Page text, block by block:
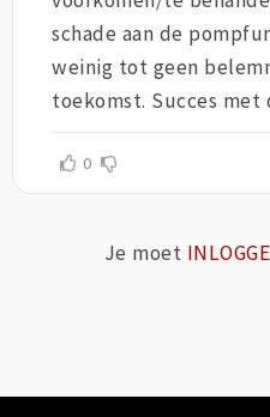
schade aan de
weinig tot geen
toekomst. Succes met
0
Je moet